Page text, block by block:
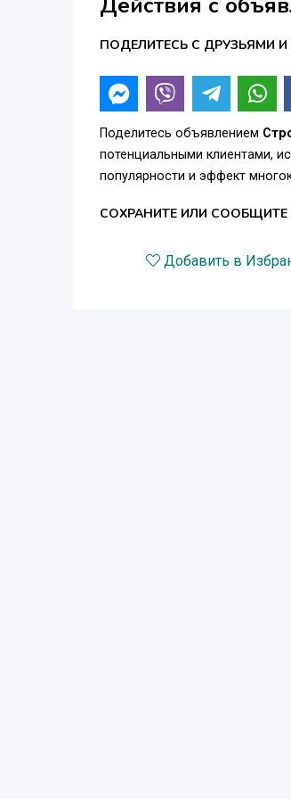
ПОДЕЛИТЕСЬ С ДРУЗЬЯМИ
Поделитесь объявлением
потенциальными клиентами,
популярности и эффект
СОХРАНИТЕ ИЛИ
Добавить в